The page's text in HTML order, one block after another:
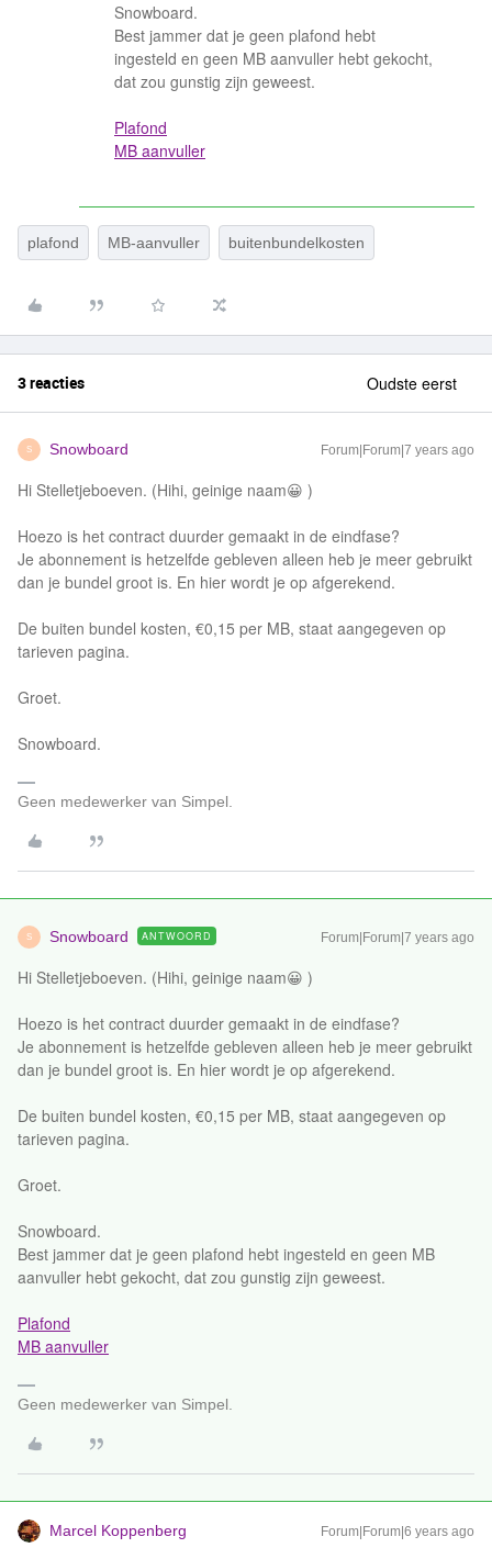
Snowboard.
Best jammer dat je geen plafond hebt
ingesteld en geen MB aanvuller hebt gekocht,
dat zou gunstig zijn geweest.
Plafond
MB aanvuller
plafond MB-aanvuller buitenbundelkosten
3 reacties Oudste eerst
S Snowboard Forum|Forum|7 years ago
Hi Stelletjeboeven. (Hihi, geinige naam😀 )
Hoezo is het contract duurder gemaakt in de eindfase?
Je abonnement is hetzelfde gebleven alleen heb je meer gebruikt
dan je bundel groot is. En hier wordt je op afgerekend.
De buiten bundel kosten, €0,15 per MB, staat aangegeven op
tarieven pagina.
Groet.
Snowboard.
Geen medewerker van Simpel.
S Snowboard ANTWOORD Forum|Forum|7 years ago
Hi Stelletjeboeven. (Hihi, geinige naam😀 )
Hoezo is het contract duurder gemaakt in de eindfase?
Je abonnement is hetzelfde gebleven alleen heb je meer gebruikt
dan je bundel groot is. En hier wordt je op afgerekend.
De buiten bundel kosten, €0,15 per MB, staat aangegeven op
tarieven pagina.
Groet.
Snowboard.
Best jammer dat je geen plafond hebt ingesteld en geen MB
aanvuller hebt gekocht, dat zou gunstig zijn geweest.
Plafond
MB aanvuller
Geen medewerker van Simpel.
Marcel Koppenberg Forum|Forum|6 years ago